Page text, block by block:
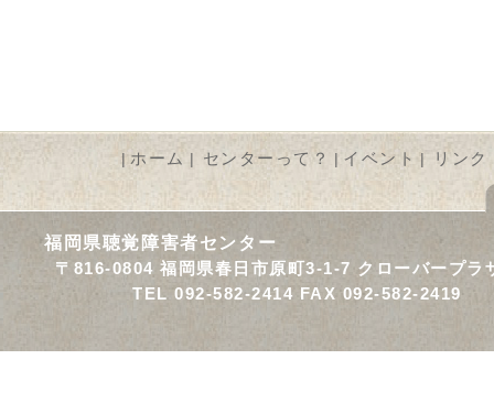
| ホーム | センターって？ | イベント | リンク
福岡県聴覚障害者センター
〒816-0804 福岡県春日市原町3-1-7 クローバープラ
TEL 092-582-2414 FAX 092-582-2419